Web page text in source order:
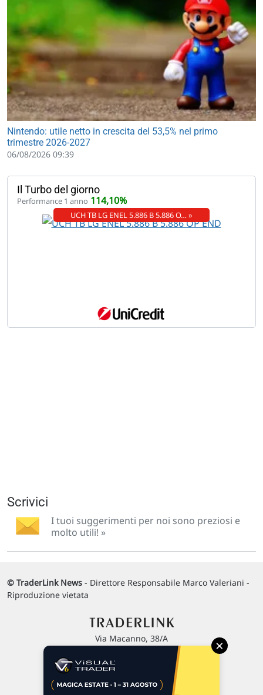
Nintendo: utile netto in crescita del 53,5% nel primo
trimestre 2026-2027
06/08/2026 09:39
Il Turbo del giorno
Performance 1 anno 114,10%
UCH TB LG ENEL 5.886 B 5.886 O… »
Scrivici
I tuoi suggerimenti per noi sono preziosi e
molto utili! »
© TraderLink News - Direttore Responsabile Marco Valeriani -
Riproduzione vietata
Via Macanno, 38/A
P.IVA 02 452 460 401
×